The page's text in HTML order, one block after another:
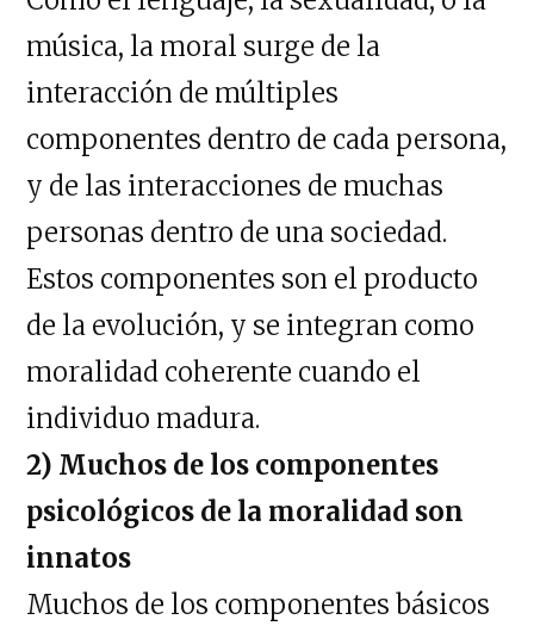
música, la moral surge de la
interacción de múltiples
componentes dentro de cada persona,
y de las interacciones de muchas
personas dentro de una sociedad.
Estos componentes son el producto
de la evolución, y se integran como
moralidad coherente cuando el
individuo madura.
2) Muchos de los componentes
psicológicos de la moralidad son
innatos
Muchos de los componentes básicos